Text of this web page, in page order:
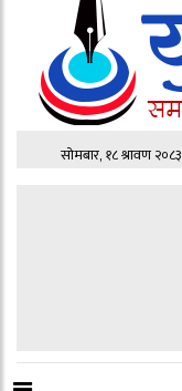
सोमबार, १८ श्रावण २०८३